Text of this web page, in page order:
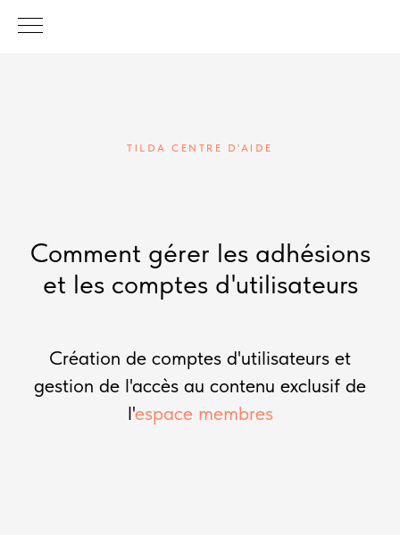
TILDA CENTRE D'AIDE
Comment gérer les adhésions
et les comptes d'utilisateurs
Création de comptes d'utilisateurs et
gestion de l'accès au contenu exclusif de
l'espace membres